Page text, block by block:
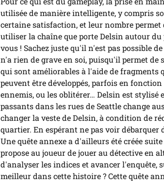
utilisée de manière intelligente, y compris
certaine satisfaction, et leur nombre
utiliser la chaîne que porte Delsin autour
vous ! Sachez juste qu'il n'est pas possible
n'a rien de grave en soi, puisqu'il permet
qui sont améliorables à l'aide de fragments
peuvent être développés, parfois en
ennemis, ou les oblitérer… Delsin est stylisé
passants dans les rues de Seattle change
changer la veste de Delsin, à condition de
quartier. En espérant ne pas voir débarquer
Une quête annexe a d'ailleurs été créée
propose au joueur de jouer au détective en
d'analyser les indices et avancer l'enquête,
meilleur dans cette histoire ? Cette quête